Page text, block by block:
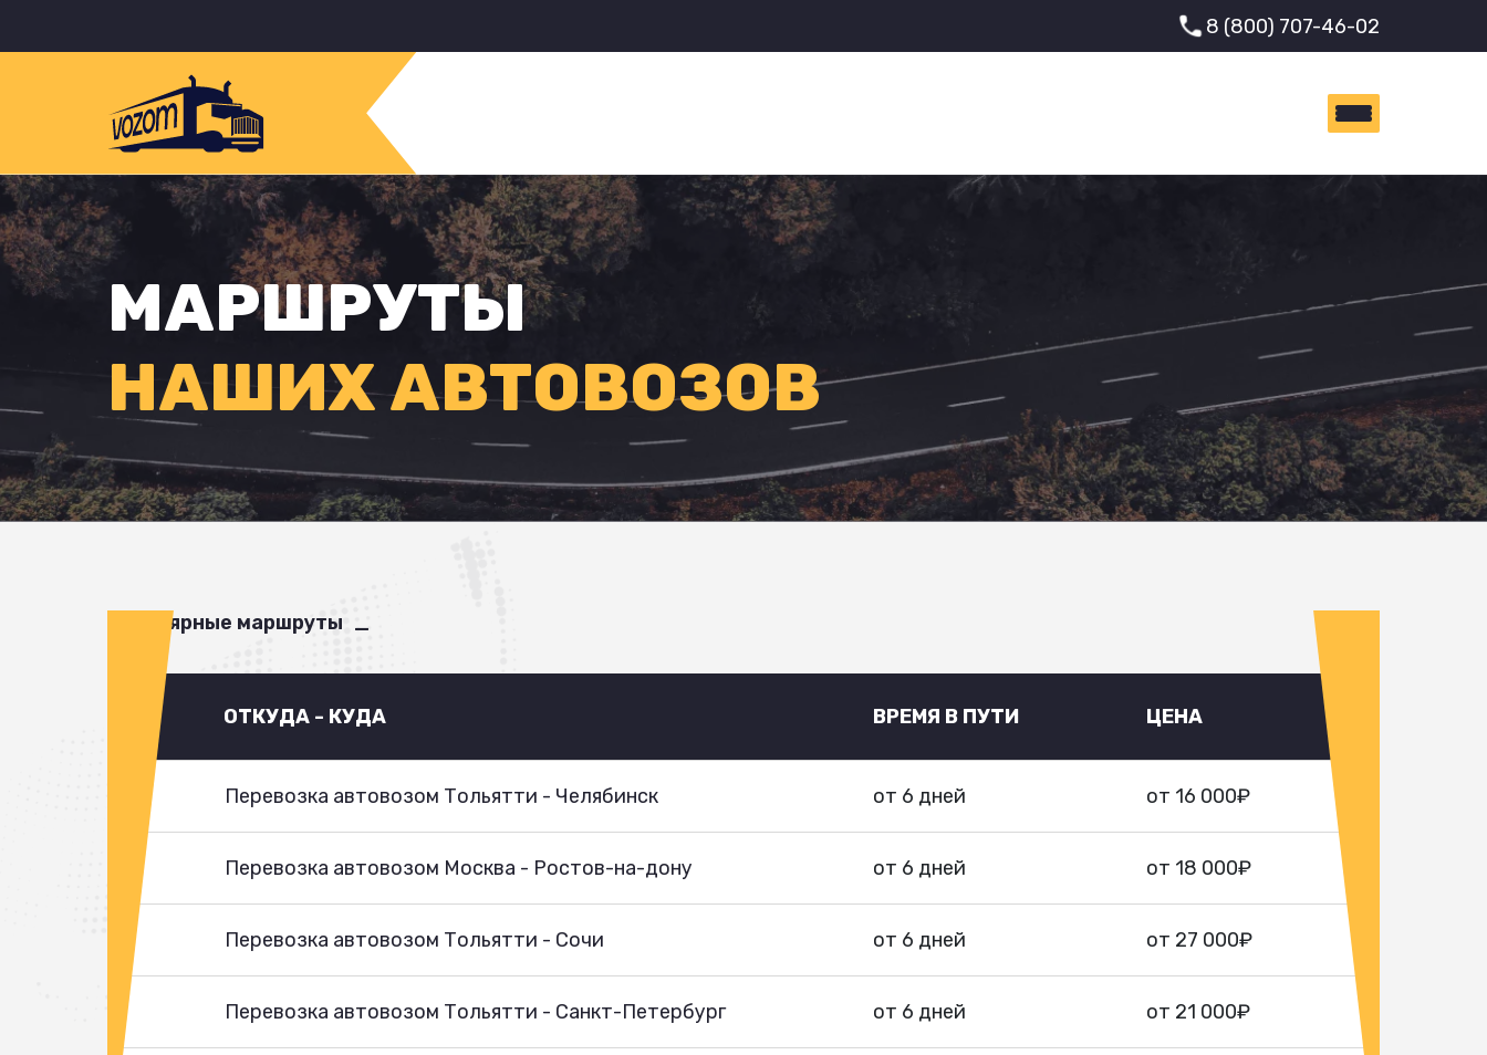
8 (800) 707-46-02
МАРШРУТЫ
НАШИХ АВТОВОЗОВ
Популярные маршруты
ОТКУДА - КУДА ВРЕМЯ В ПУТИ ЦЕНА
Перевозка автовозом Тольятти - Челябинск от 6 дней от 16 000₽
Перевозка автовозом Москва - Ростов-на-дону от 6 дней от 18 000₽
Перевозка автовозом Тольятти - Сочи от 6 дней от 27 000₽
Перевозка автовозом Тольятти - Санкт-Петербург от 6 дней от 21 000₽